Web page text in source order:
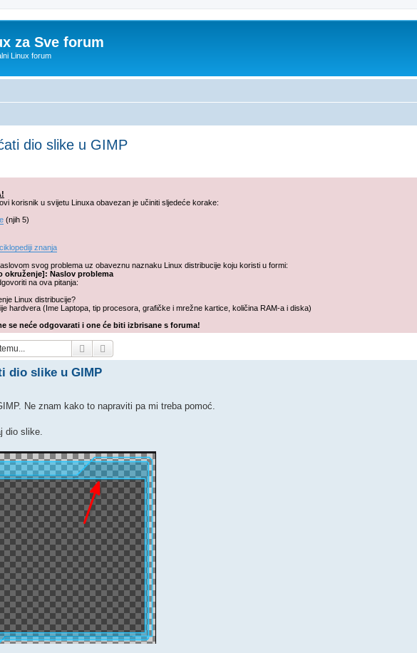
za Sve forum
Linux forum
dio slike u GIMP
korisnik u svijetu Linuxa obavezan je učiniti sljedeće korake:
(njih 5)
znanja
svog problema uz obaveznu naznaku Linux distribucije koju koristi u formi:
okruženje]: Naslov problema
na ova pitanja:
Linux distribucije?
hardvera (Ime Laptopa, tip procesora, grafičke i mrežne kartice, količina RAM-a i diska)
se neće odgovarati i one će biti izbrisane s foruma!
Pretražnik
dio slike u GIMP
Ne znam kako to napraviti pa mi treba pomoć.
dio slike.